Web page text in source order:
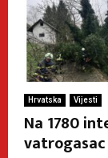
Hrvatska Vijesti
Na 1780
vatrogasac